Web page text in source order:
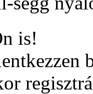
is!